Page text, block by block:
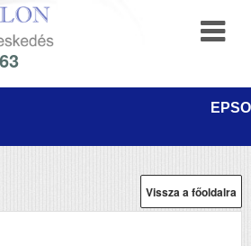
Vissza a főoldalra